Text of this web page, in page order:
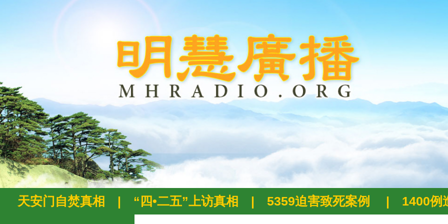
天安门自焚真相 | “四•二五”上访真相 | 5359迫害致死案例 | 1400例